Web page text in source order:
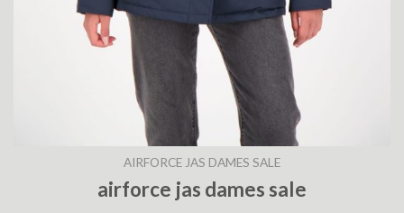
AIRFORCE JAS DAMES SALE
airforce jas dames sale